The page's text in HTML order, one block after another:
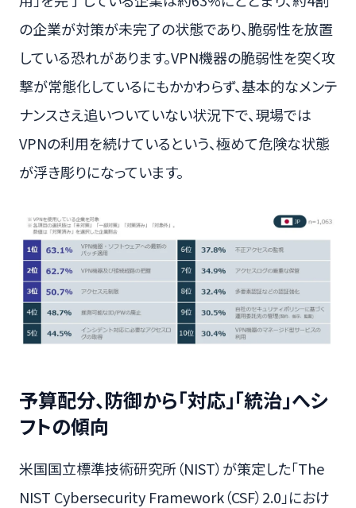
の企業が対策が未完了の状態であり、脆弱性を放置
している恐れがあります。VPN機器の脆弱性を突く攻
撃が常態化しているにもかかわらず、基本的なメンテ
ナンスさえ追いついていない状況下で、現場では
VPNの利用を続けているという、極めて危険な状態
が浮き彫りになっています。
予算配分、防御から「対応」「統治」へシ
フトの傾向
米国国立標準技術研究所（NIST）が策定した「The
NIST Cybersecurity Framework（CSF）2.0」におけ